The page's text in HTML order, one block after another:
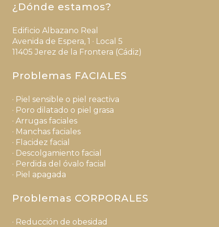
¿Dónde estamos?
Edificio Albazano Real
Avenida de Espera, 1 · Local 5
11405 Jerez de la Frontera (Cádiz)
Problemas FACIALES
· Piel sensible o piel reactiva
· Poro dilatado o piel grasa
· Arrugas faciales
· Manchas faciales
· Flacidez facial
· Descolgamiento facial
· Perdida del óvalo facial
· Piel apagada
Problemas CORPORALES
· Reducción de obesidad